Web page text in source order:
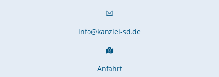
info@kanzlei-sd.de
Anfahrt